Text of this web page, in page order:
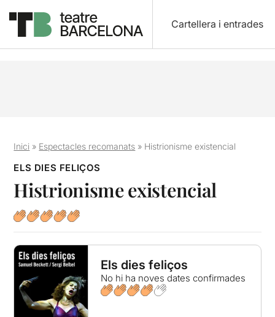
Cartellera i entrades
Inici » Espectacles recomanats » Histrionisme existencial
ELS DIES FELIÇOS
Histrionisme existencial
Els dies feliços
No hi ha noves dates confirmades